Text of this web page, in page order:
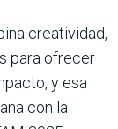
creatividad,
para ofrecer
y esa
con la